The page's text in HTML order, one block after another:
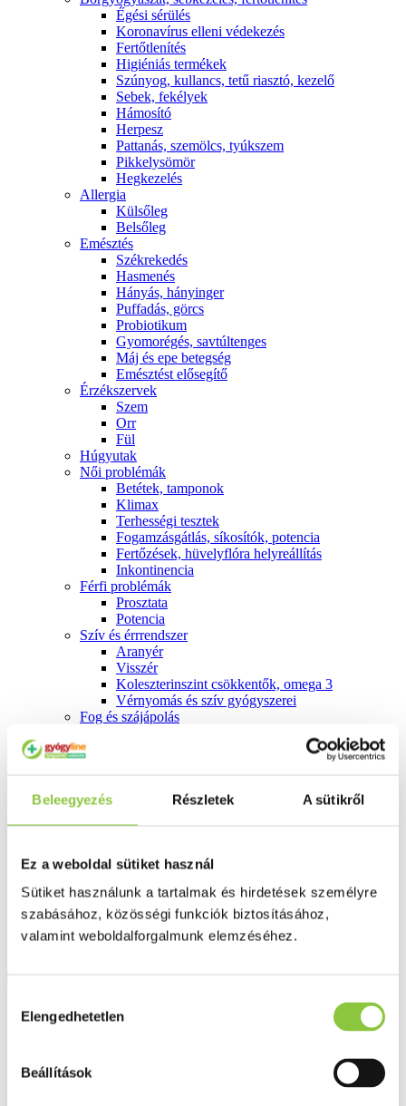
Beleegyezés Részletek A sütikről
Ez a weboldal sütiket használ
Sütiket használunk a tartalmak és hirdetések személyre
szabásához, közösségi funkciók biztosításához,
valamint weboldalforgalmunk elemzéséhez.
kiválasztása
Elengedhetetlen
Beállítások
É́gési sérülés
Koronavírus elleni védekezés
Fertőtlenítés
Higiéniás termékek
Szúnyog, kullancs, tetű riasztó, kezelő
Sebek, fekélyek
Hámosító
Herpesz
Pattanás, szemölcs, tyúkszem
Pikkelysömör
Hegkezelés
Allergia
Külsőleg
Belsőleg
Emésztés
Székrekedés
Hasmenés
Hányás, hányinger
Puffadás, görcs
Probiotikum
Gyomorégés, savtúltenges
Máj és epe betegség
Emésztést elősegítő
Érzékszervek
Szem
Orr
Fül
Húgyutak
Női problémák
Betétek, tamponok
Klimax
Terhességi tesztek
Fogamzásgátlás, síkosítók, potencia
Fertőzések, hüvelyflóra helyreállítás
Inkontinencia
Férfi problémák
Prosztata
Potencia
Szív és érrrendszer
Aranyér
Visszér
Koleszterinszint csökkentők, omega 3
Vérnyomás és szív gyógyszerei
Fog és szájápolás
Fogselyem
Fogfehérítés
Teák
Gyógyteák
Könyvek
Egészség ajándékba
Tápszer
Ajánlataink
Uriage DS Hair Intenzív sampon erősen korpás fejbőrre, 150